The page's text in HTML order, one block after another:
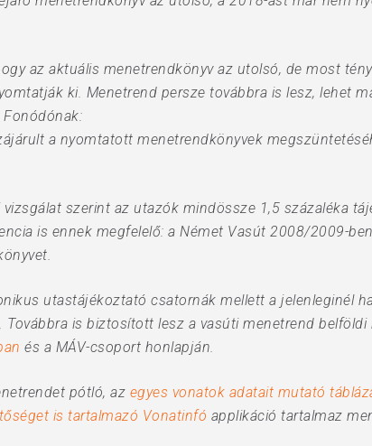
az aktuális menetrendkönyv az utolsó, de most
ki. Menetrend persze továbbra is lesz, lehet
Fonódónak:
a nyomtatott menetrendkönyvek
szerint az utazók mindössze 1,5 százaléka
is ennek megfelelő: a Német Vasút 2008/2009-
utastájékoztató csatornák mellett a jelenleginél
is biztosított lesz a vasúti menetrend
és a MÁV-csoport honlapján.
pótló, az egyes vonatok adatait mutató
is tartalmazó Vonatinfó applikáció tartalmaz